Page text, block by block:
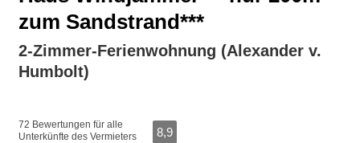
zum Sandstrand***
2-Zimmer-Ferienwohnung (Alexander v.
Humbolt)
72 Bewertungen für alle
Unterkünfte des Vermieters
8,9